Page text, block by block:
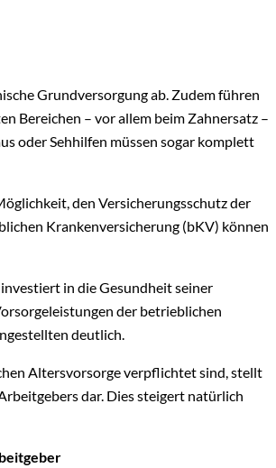
Grundversorgung ab. Zudem führen
Bereichen – vor allem beim Zahnersatz –
oder Sehhilfen müssen sogar komplett
den Versicherungsschutz der
Krankenversicherung (bKV) können
in die Gesundheit seiner
der betrieblichen
deutlich.
Altersvorsorge verpflichtet sind, stellt
dar. Dies steigert natürlich